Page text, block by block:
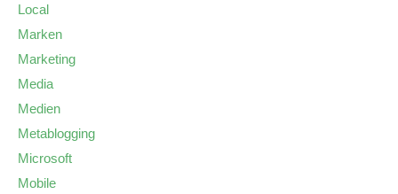
Local
Marken
Marketing
Media
Medien
Metablogging
Microsoft
Mobile